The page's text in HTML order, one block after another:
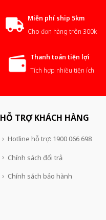
Miễn phí ship 5km
Cho đơn hàng trên 300k
Thanh toán tiện lợi
Tích hợp nhiều tiện ích
HỖ TRỢ KHÁCH HÀNG
Hotline hỗ trợ: 1900 066 698
Chính sách đổi trả
Chính sách bảo hành